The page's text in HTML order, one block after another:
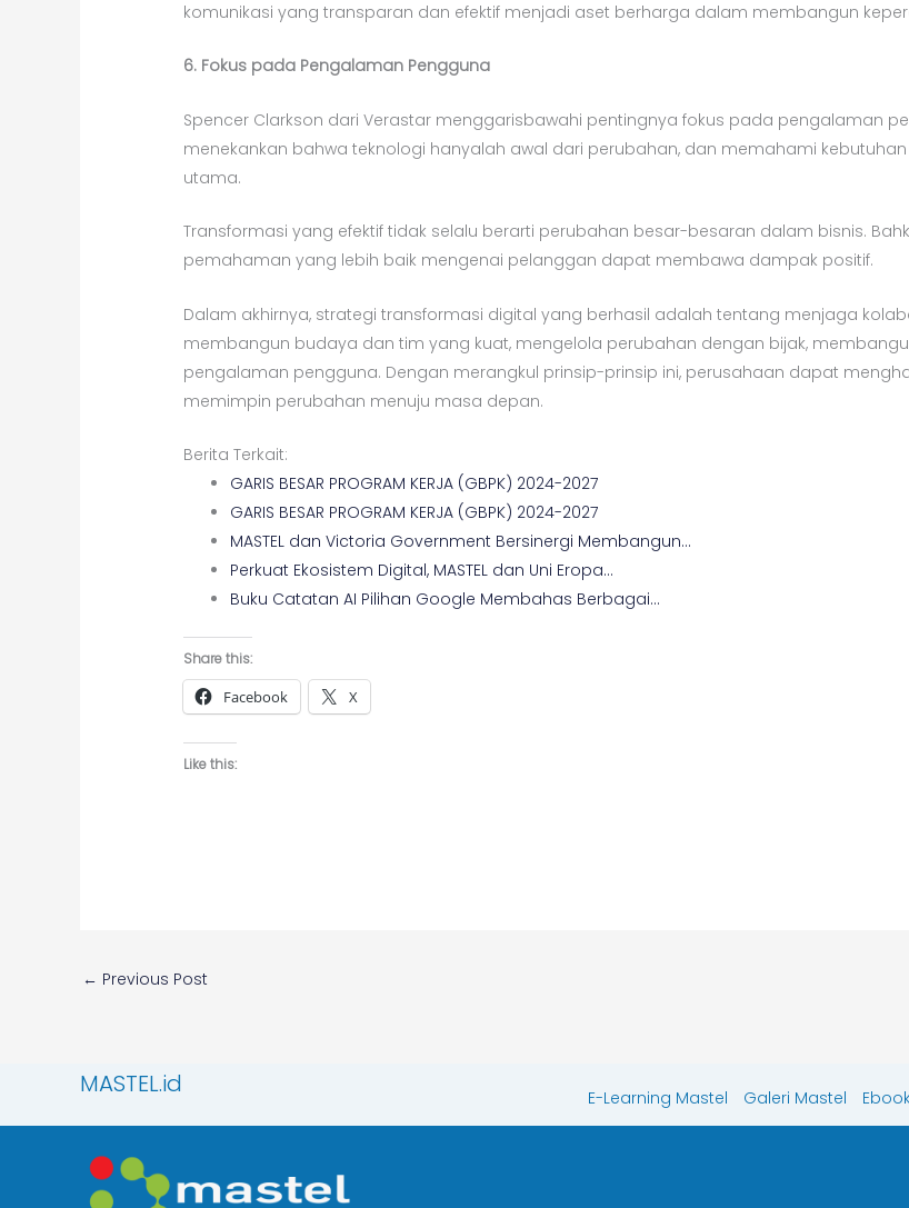
komunikasi yang transparan dan efektif menjadi aset berharga dalam membangun
6. Fokus pada Pengalaman Pengguna
Spencer Clarkson dari Verastar menggarisbawahi pentingnya fokus pada pengalaman
menekankan bahwa teknologi hanyalah awal dari perubahan, dan memahami
utama.
Transformasi yang efektif tidak selalu berarti perubahan besar-besaran dalam bisnis.
pemahaman yang lebih baik mengenai pelanggan dapat membawa dampak positif.
Dalam akhirnya, strategi transformasi digital yang berhasil adalah tentang menjaga
membangun budaya dan tim yang kuat, mengelola perubahan dengan bijak,
pengalaman pengguna. Dengan merangkul prinsip-prinsip ini, perusahaan dapat
memimpin perubahan menuju masa depan.
Berita Terkait:
GARIS BESAR PROGRAM KERJA (GBPK) 2024-2027
GARIS BESAR PROGRAM KERJA (GBPK) 2024-2027
MASTEL dan Victoria Government Bersinergi Membangun…
Perkuat Ekosistem Digital, MASTEL dan Uni Eropa…
Buku Catatan AI Pilihan Google Membahas Berbagai…
Share this:
Facebook X
Like this:
← Previous Post
MASTEL.id E-Learning Mastel Galeri Mastel